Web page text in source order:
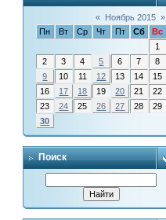
« Ноябрь 2015 »
Пн
Вт Ср Чт Пт Сб
Вс
1
2
3 4 5 6 7
8
9
10 11 12 13 14
15
16
17 18 19 20 21
22
23
24 25 26 27 28
29
30
Поиск